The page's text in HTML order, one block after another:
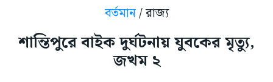
বর্তমান/ রাজ্য
শান্তিপুরে বাইক দুর্ঘটনায় যুবকের মৃত্যু,
জখম ২